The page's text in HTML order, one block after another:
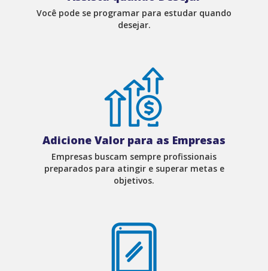
Você pode se programar para estudar quando
desejar.
Adicione Valor para as Empresas
Empresas buscam sempre profissionais
preparados para atingir e superar metas e
objetivos.